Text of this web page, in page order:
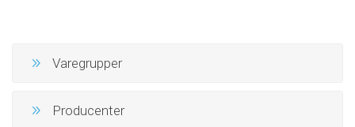
Varegrupper
Producenter